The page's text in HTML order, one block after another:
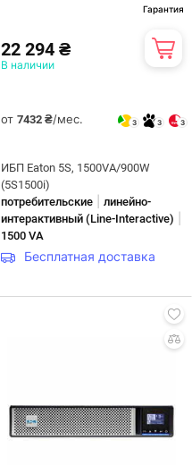
Гарантия
22 294 ₴
В наличии
от 7432 ₴/мес. 3 3 3
ИБП Eaton 5S, 1500VA/900W
(5S1500i)
потребительские
линейно-
интерактивны­й (Line-Interactive)
1500 VA
Бесплатная доставка